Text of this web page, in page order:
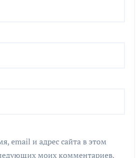
email и адрес сайта в этом
моих комментариев.